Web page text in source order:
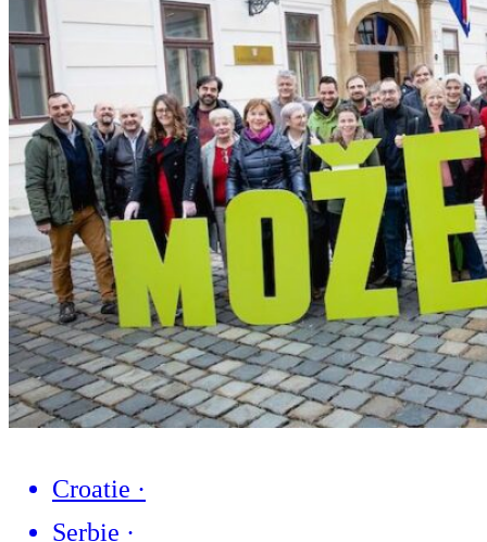
Croatie ·
Serbie ·